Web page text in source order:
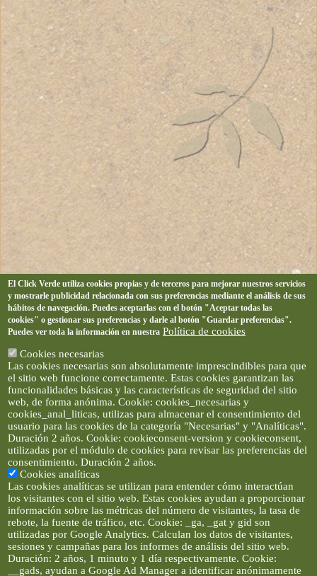
El Click Verde utiliza cookies propias y de terceros para mejorar nuestros servicios
y mostrarle publicidad relacionada con sus preferencias mediante el análisis de sus
hábitos de navegación. Puedes aceptarlas con el botón "Aceptar todas las
cookies" o gestionar sus preferencias y darle al botón "Guardar preferencias".
Puedes ver toda la información en nuestra Política de cookies
Cookies necesarias
Las cookies necesarias son absolutamente imprescindibles para que
el sitio web funcione correctamente. Estas cookies garantizan las
funcionalidades básicas y las características de seguridad del sitio
web, de forma anónima. Cookie: cookies_necesarias y
cookies_anal_liticas, utilizas para almacenar el consentimiento del
usuario para las cookies de la categoría "Necesarias" y "Analíticas".
Duración 2 años. Cookie: cookieconsent-version y cookieconsent,
utilizadas por el módulo de cookies para revisar las preferencias del
consentimiento. Duración 2 años.
Cookies analíticas
Las cookies analíticas se utilizan para entender cómo interactúan
los visitantes con el sitio web. Estas cookies ayudan a proporcionar
información sobre las métricas del número de visitantes, la tasa de
rebote, la fuente de tráfico, etc. Cookie: _ga, _gat y gid son
utilizadas por Google Analytics. Calculan los datos de visitantes,
sesiones y campañas para los informes de análisis del sitio web.
Duración: 2 años, 1 minuto y 1 día respectivamente. Cookie:
__gads, ayudan a Google Ad Manager a identificar anónimamente